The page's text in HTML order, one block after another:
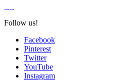
Follow us!
Facebook
Pinterest
Twitter
YouTube
Instagram